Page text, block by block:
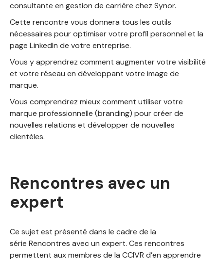
consultante en gestion de carrière chez Synor.
Cette rencontre vous donnera tous les outils
nécessaires pour optimiser votre profil personnel et la
page LinkedIn de votre entreprise.
Vous y apprendrez comment augmenter votre visibilité
et votre réseau en développant votre image de
marque.
Vous comprendrez mieux comment utiliser votre
marque professionnelle (branding) pour créer de
nouvelles relations et développer de nouvelles
clientèles.
Rencontres avec un
expert
Ce sujet est présenté dans le cadre de la
série Rencontres avec un expert. Ces rencontres
permettent aux membres de la CCIVR d’en apprendre